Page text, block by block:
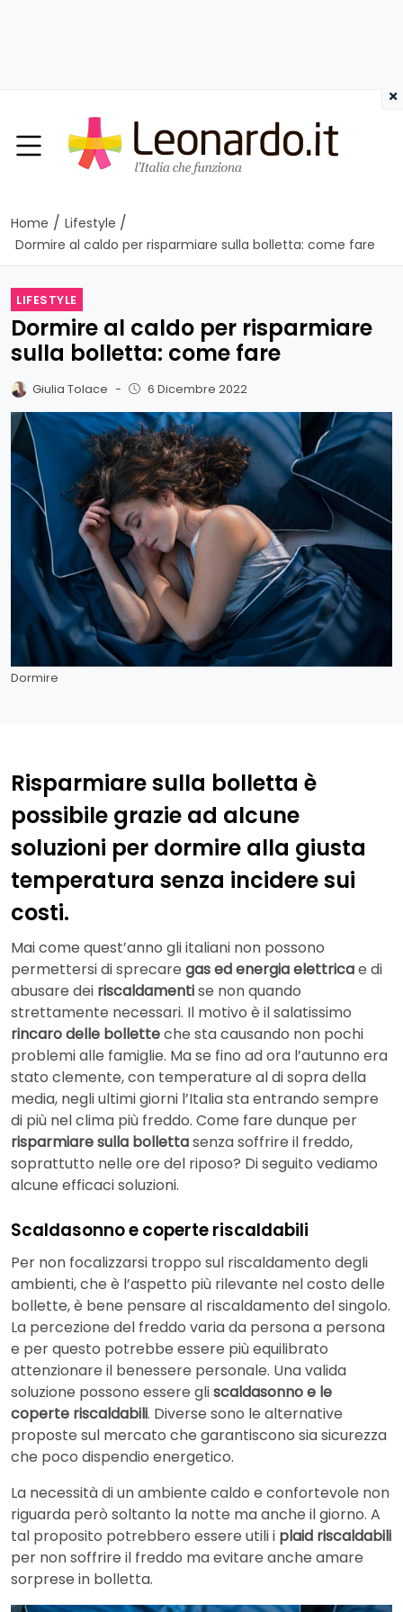
Home / Lifestyle /
Dormire al caldo per risparmiare sulla bolletta: come fare
LIFESTYLE
Dormire al caldo per risparmiare
sulla bolletta: come fare
Giulia Tolace - 6 Dicembre 2022
Dormire
Risparmiare sulla bolletta è
possibile grazie ad alcune
soluzioni per dormire alla giusta
temperatura senza incidere sui
costi.
Mai come quest’anno gli italiani non possono
permettersi di sprecare gas ed energia elettricae di
abusare dei riscaldamentise non quando
strettamente necessari. Il motivo è il salatissimo
rincaro delle bolletteche sta causando non pochi
problemi alle famiglie. Ma se fino ad ora l’autunno era
stato clemente, con temperature al di sopra della
media, negli ultimi giorni l’Italia sta entrando sempre
di più nel clima più freddo. Come fare dunque per
risparmiare sulla bollettasenza soffrire il freddo,
soprattutto nelle ore del riposo? Di seguito vediamo
alcune efficaci soluzioni.
Scaldasonno e coperte riscaldabili
Per non focalizzarsi troppo sul riscaldamento degli
ambienti, che è l’aspetto più rilevante nel costo delle
bollette, è bene pensare al riscaldamento del singolo.
La percezione del freddo varia da persona a persona
e per questo potrebbe essere più equilibrato
attenzionare il benessere personale. Una valida
soluzione possono essere gliscaldasonno e le
coperte riscaldabili. Diverse sono le alternative
proposte sul mercato che garantiscono sia sicurezza
che poco dispendio energetico.
La necessità di un ambiente caldo e confortevole non
riguarda però soltanto la notte ma anche il giorno. A
tal proposito potrebbero essere utili i plaid riscaldabili
per non soffrire il freddo ma evitare anche amare
sorprese in bolletta.
×